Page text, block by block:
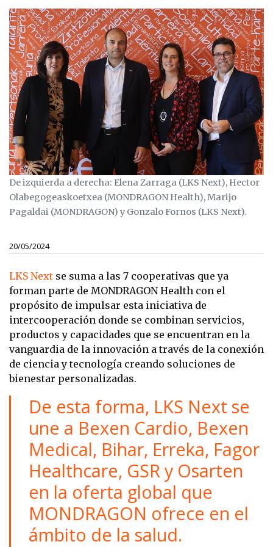
De izquierda a derecha: Elena Zarraga (LKS Next), Hector
Olabegogeaskoetxea (MONDRAGON Health), Marijo
Pagaldai (MONDRAGON) y Gonzalo Fornos (LKS Next).
20/05/2024
LKS Next se suma a las 7 cooperativas que ya
forman parte de MONDRAGON Health con el
propósito de impulsar esta iniciativa de
intercooperación donde se combinan servicios,
productos y capacidades que se encuentran en la
vanguardia de la innovación a través de la conexión
de ciencia y tecnología creando soluciones de
bienestar personalizadas.
De esta forma, LKS Next se
une a Bexen Cardio, Bexen
Medical, Bihar, Erreka, Fagor
Healthcare, GSR y Osarten
en la oferta global que
MONDRAGON ofrece en el
ámbito de la salud.